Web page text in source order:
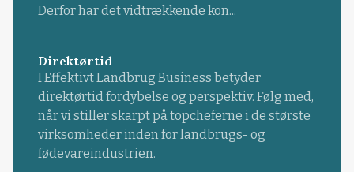
Derfor har det vidtrækkende kon...
Direktørtid
I Effektivt Landbrug Business betyder
direktørtid fordybelse og perspektiv. Følg med,
når vi stiller skarpt på topcheferne i de største
virksomheder inden for landbrugs- og
fødevareindustrien.